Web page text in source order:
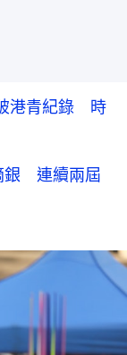
港青紀錄 時
銀 連續兩屆